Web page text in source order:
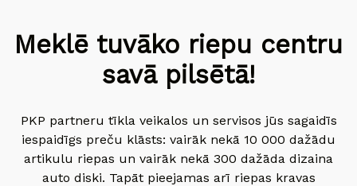
Meklē tuvāko riepu centru
savā pilsētā!
PKP partneru tīkla veikalos un servisos jūs sagaidīs
iespaidīgs preču klāsts: vairāk nekā 10 000 dažādu
artikulu riepas un vairāk nekā 300 dažāda dizaina
auto diski. Tapāt pieejamas arī riepas kravas